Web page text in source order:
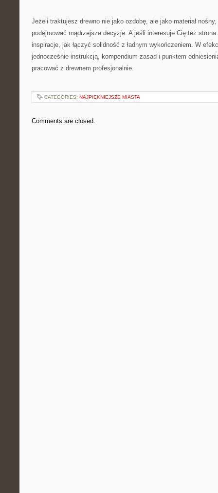
Jeżeli traktujesz drewno nie jako ozdobę, ale jako materiał
podejmować mądrzejsze decyzje. A jeśli interesuje Cię też
inspiracje, jak łączyć solidność z ładnym wykończeniem. W
jednocześnie instrukcją, kompendium zasad i punktem
pracować z drewnem profesjonalnie.
CATEGORIES: NAJPIĘKNIEJSZE MIASTA
Comments are closed.